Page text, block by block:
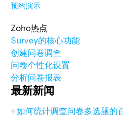
预约演示
Zoho热点
Survey的核心功能
创建问卷调查
问卷个性化设置
分析问卷报表
最新新闻
如何统计调查问卷多选题的